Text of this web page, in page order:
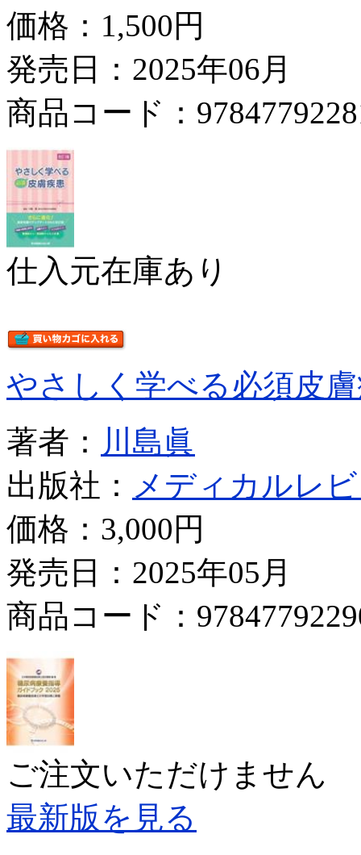
価格： 1,500円
発売日：2025年06月
商品コード：
仕入元在庫あり
やさしく学べる必須皮
著者： 川島眞
出版社： メディカルレ
価格： 3,000円
発売日：2025年05月
商品コード：
ご注文いただけません
最新版を見る